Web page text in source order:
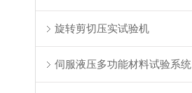
旋转剪切压实试验机
伺服液压多功能材料试验系统